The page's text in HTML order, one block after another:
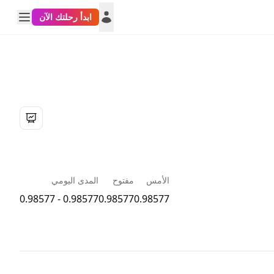
ابدأ رحلتك الآن
الأمس
0.98577
مفتوح
0.98577
المدى اليومي
0.98577 - 0.98577